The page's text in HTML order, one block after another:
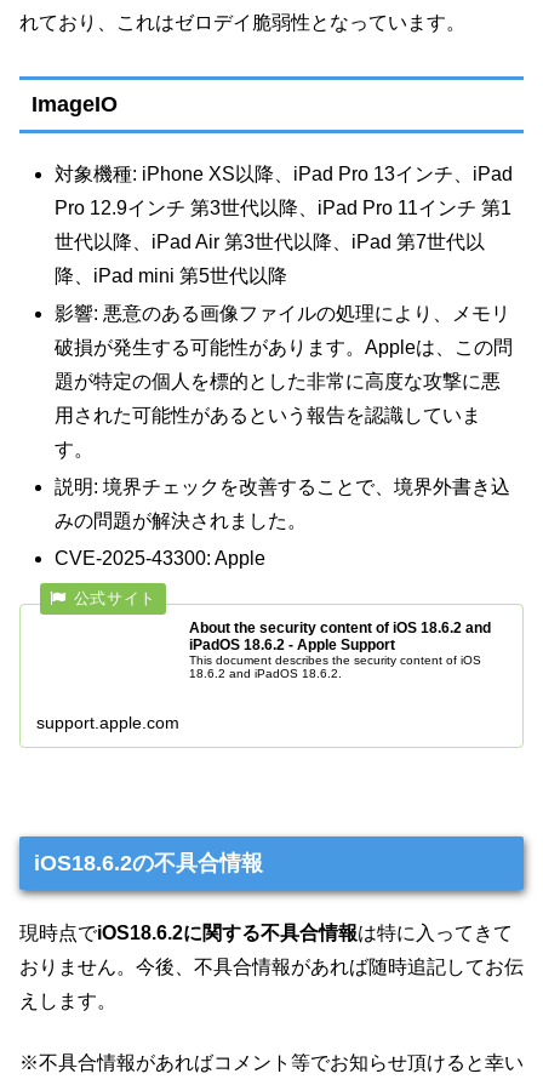
れており、これはゼロデイ脆弱性となっています。
ImageIO
対象機種: iPhone XS以降、iPad Pro 13インチ、iPad
Pro 12.9インチ 第3世代以降、iPad Pro 11インチ 第1
世代以降、iPad Air 第3世代以降、iPad 第7世代以
降、iPad mini 第5世代以降
影響: 悪意のある画像ファイルの処理により、メモリ
破損が発生する可能性があります。Appleは、この問
題が特定の個人を標的とした非常に高度な攻撃に悪
用された可能性があるという報告を認識していま
す。
説明: 境界チェックを改善することで、境界外書き込
みの問題が解決されました。
CVE-2025-43300: Apple
About the security content of iOS 18.6.2 and
iPadOS 18.6.2 - Apple Support
This document describes the security content of iOS
18.6.2 and iPadOS 18.6.2.
support.apple.com
iOS18.6.2の不具合情報
現時点でiOS18.6.2に関する不具合情報は特に入ってきて
おりません。今後、不具合情報があれば随時追記してお伝
えします。
※不具合情報があればコメント等でお知らせ頂けると幸い